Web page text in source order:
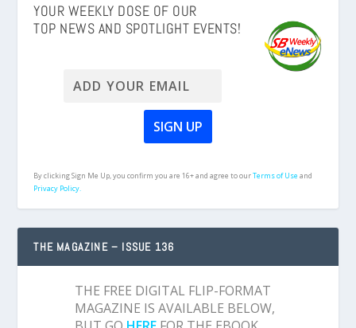
YOUR WEEKLY DOSE OF OUR
TOP NEWS AND SPOTLIGHT EVENTS!
By clicking Sign Me Up, you confirm you are 16+ and agree to ourTerms of Useand
Privacy Policy.
THE MAGAZINE – ISSUE 136
THE FREE DIGITAL FLIP-FORMAT
MAGAZINE IS AVAILABLE BELOW,